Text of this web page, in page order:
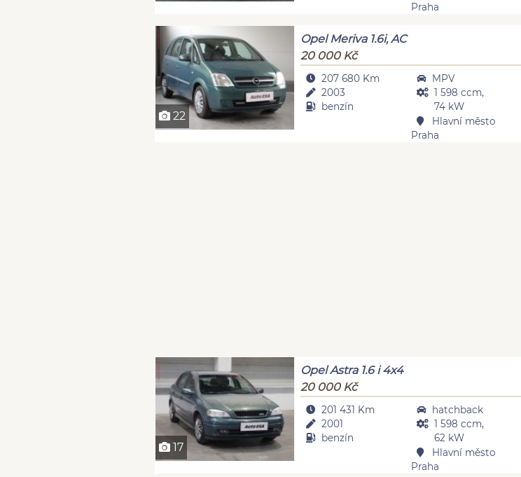
Praha
22
Opel Meriva 1.6i, AC
20 000 Kč
207 680 Km
2003
benzín
MPV
1 598 ccm,
74 kW
Hlavní město
Praha
17
Opel Astra 1.6 i 4x4
20 000 Kč
201 431 Km
2001
benzín
hatchback
1 598 ccm,
62 kW
Hlavní město
Praha